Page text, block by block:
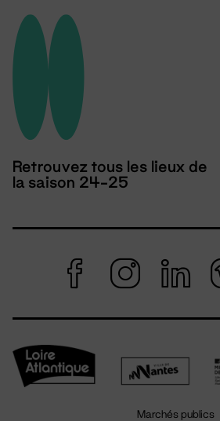
Retrouvez tous les lieux de
la saison 24-25
Marchés publics